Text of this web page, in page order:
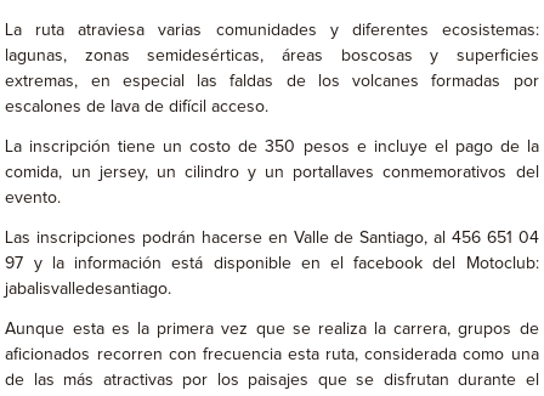
La ruta atraviesa varias comunidades y diferentes ecosistemas:
lagunas, zonas semidesérticas, áreas boscosas y superficies
extremas, en especial las faldas de los volcanes formadas por
escalones de lava de difícil acceso.
La inscripción tiene un costo de 350 pesos e incluye el pago de la
comida, un jersey, un cilindro y un portallaves conmemorativos del
evento.
Las inscripciones podrán hacerse en Valle de Santiago, al 456 651 04
97 y la información está disponible en el facebook del Motoclub:
jabalisvalledesantiago.
Aunque esta es la primera vez que se realiza la carrera, grupos de
aficionados recorren con frecuencia esta ruta, considerada como una
de las más atractivas por los paisajes que se disfrutan durante el